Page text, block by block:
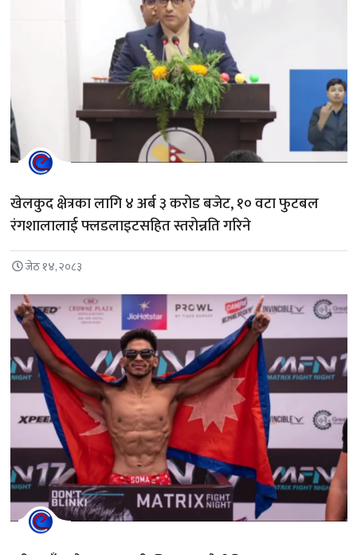
खेलकुद क्षेत्रका लागि ४ अर्ब ३ करोड बजेट, १० वटा फुटबल
रंगशालालाई फ्लडलाइटसहित स्तरोन्नति गरिने
जेठ १४, २०८३